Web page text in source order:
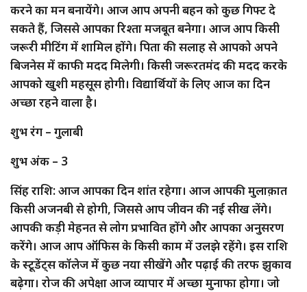
करने का मन बनायेंगे। आज आप अपनी बहन को कुछ गिफ्ट दे
सकते हैं, जिससे आपका रिश्ता मजबूत बनेगा। आज आप किसी
जरूरी मीटिंग में शामिल होंगे। पिता की सलाह से आपको अपने
बिजनेस में काफी मदद मिलेगी। किसी जरूरतमंद की मदद करके
आपको खुशी महसूस होगी। विद्यार्थियों के लिए आज का दिन
अच्छा रहने वाला है।
शुभ रंग – गुलाबी
शुभ अंक – 3
सिंह राशि: आज आपका दिन शांत रहेगा। आज आपकी मुलाक़ात
किसी अजनबी से होगी, जिससे आप जीवन की नई सीख लेंगे।
आपकी कड़ी मेहनत से लोग प्रभावित होंगे और आपका अनुसरण
करेंगे। आज आप ऑफिस के किसी काम में उलझे रहेंगे। इस राशि
के स्टूडेंट्स कॉलेज में कुछ नया सीखेंगे और पढ़ाई की तरफ झुकाव
बढ़ेगा। रोज की अपेक्षा आज व्यापार में अच्छा मुनाफा होगा। जो